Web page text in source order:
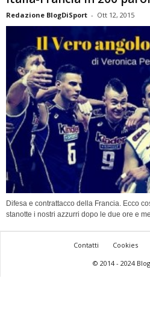
Redazione BlogDiSport - Ott 12, 2015
Difesa e contrattacco della Francia. Ecco
stanotte i nostri azzurri dopo le due ore e
Contatti Cookies
© 2014 - 2024